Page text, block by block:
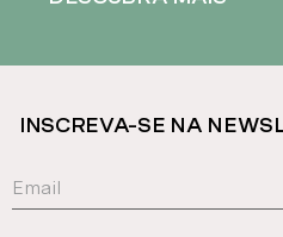
INSCREVA-SE NA